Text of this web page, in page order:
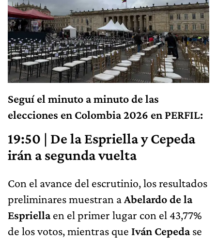
Seguí el minuto a minuto de las
elecciones en Colombia 2026 en PERFIL:
19:50 | De la Espriella y Cepeda
irán a segunda vuelta
Con el avance del escrutinio, los resultados
preliminares muestran aAbelardo de la
Espriellaen el primer lugar con el 43,77%
de los votos, mientras que Iván Cepedase